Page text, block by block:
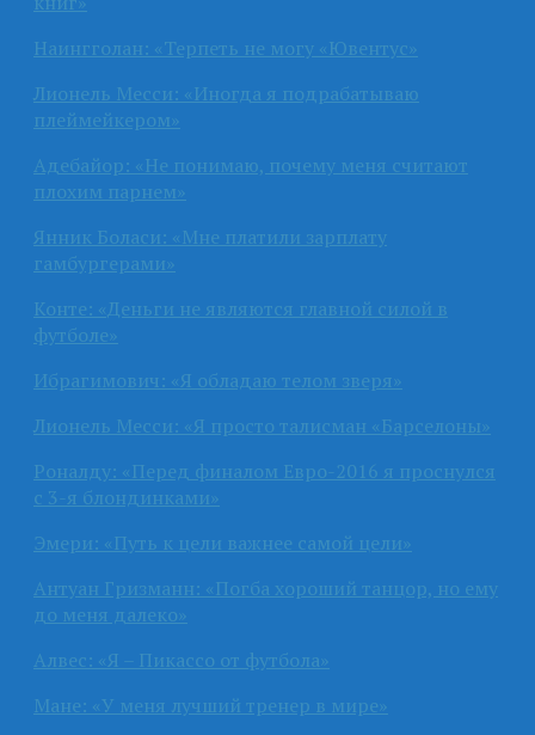
Наингголан: «Терпеть не могу «Ювентус»
Лионель Месси: «Иногда я подрабатываю
плеймейкером»
Адебайор: «Не понимаю, почему меня считают
плохим парнем»
Янник Боласи: «Мне платили зарплату
гамбургерами»
Конте: «Деньги не являются главной силой в
футболе»
Ибрагимович: «Я обладаю телом зверя»
Лионель Месси: «Я просто талисман «Барселоны»
Роналду: «Перед финалом Евро-2016 я проснулся
с 3-я блондинками»
Эмери: «Путь к цели важнее самой цели»
Антуан Гризманн: «Погба хороший танцор, но ему
до меня далеко»
Алвес: «Я – Пикассо от футбола»
Мане: «У меня лучший тренер в мире»